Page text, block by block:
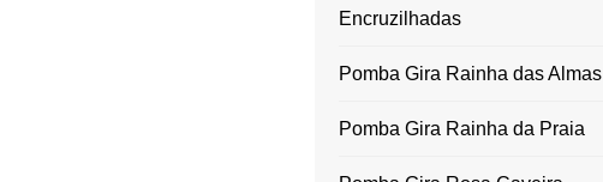
Encruzilhadas
Pomba Gira Rainha das Almas
Pomba Gira Rainha da Praia